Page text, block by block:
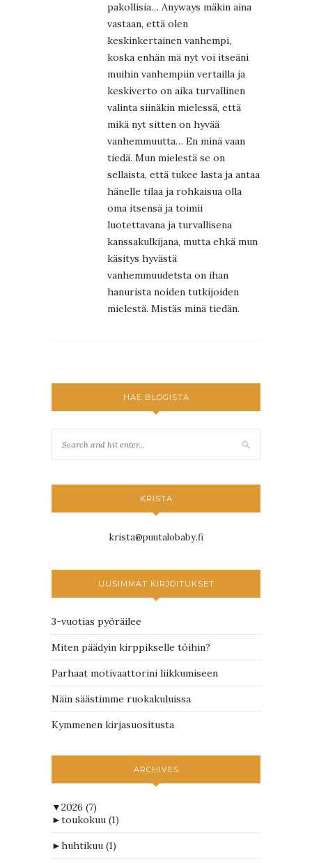
pakollisia… Anyways mäkin aina
vastaan, että olen
keskinkertainen vanhempi,
koska enhän mä nyt voi itseäni
muihin vanhempiin vertailla ja
keskiverto on aika turvallinen
valinta siinäkin mielessä, että
mikä nyt sitten on hyvää
vanhemmuutta… En minä vaan
tiedä. Mun mielestä se on
sellaista, että tukee lasta ja antaa
hänelle tilaa ja rohkaisua olla
oma itsensä ja toimii
luotettavana ja turvallisena
kanssakulkijana, mutta ehkä mun
käsitys hyvästä
vanhemmuudetsta on ihan
hanurista noiden tutkijoiden
mielestä. Mistäs minä tiedän.
HAE BLOGISTA
KRISTA
krista@puutalobaby.fi
UUSIMMAT KIRJOITUKSET
3-vuotias pyöräilee
Miten päädyin kirppikselle töihin?
Parhaat motivaattorini liikkumiseen
Näin säästimme ruokakuluissa
Kymmenen kirjasuositusta
ARCHIVES
▼2026 (7)
►toukokuu (1)
►huhtikuu (1)